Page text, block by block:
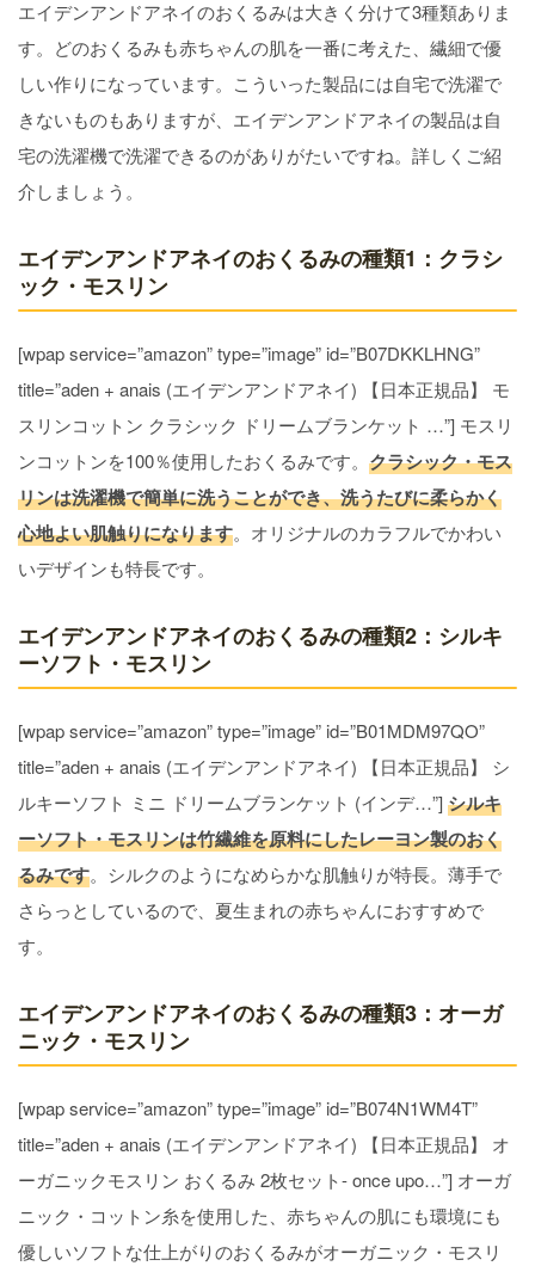
エイデンアンドアネイのおくるみは大きく分けて3種類ありま
す。どのおくるみも赤ちゃんの肌を一番に考えた、繊細で優
しい作りになっています。こういった製品には自宅で洗濯で
きないものもありますが、エイデンアンドアネイの製品は自
宅の洗濯機で洗濯できるのがありがたいですね。詳しくご紹
介しましょう。
エイデンアンドアネイのおくるみの種類1：クラシ
ック・モスリン
[wpap service=”amazon” type=”image” id=”B07DKKLHNG”
title=”aden + anais (エイデンアンドアネイ) 【日本正規品】 モ
スリンコットン クラシック ドリームブランケット …”] モスリ
ンコットンを100％使用したおくるみです。 クラシック・モス
リンは洗濯機で簡単に洗うことができ、洗うたびに柔らかく
心地よい肌触りになります。オリジナルのカラフルでかわい
いデザインも特長です。
エイデンアンドアネイのおくるみの種類2：シルキ
ーソフト・モスリン
[wpap service=”amazon” type=”image” id=”B01MDM97QO”
title=”aden + anais (エイデンアンドアネイ) 【日本正規品】 シ
ルキーソフト ミニ ドリームブランケット (インデ…”] シルキ
ーソフト・モスリンは竹繊維を原料にしたレーヨン製のおく
るみです。シルクのようになめらかな肌触りが特長。薄手で
さらっとしているので、夏生まれの赤ちゃんにおすすめで
す。
エイデンアンドアネイのおくるみの種類3：オーガ
ニック・モスリン
[wpap service=”amazon” type=”image” id=”B074N1WM4T”
title=”aden + anais (エイデンアンドアネイ) 【日本正規品】 オ
ーガニックモスリン おくるみ 2枚セット- once upo…”] オーガ
ニック・コットン糸を使用した、赤ちゃんの肌にも環境にも
優しいソフトな仕上がりのおくるみがオーガニック・モスリ